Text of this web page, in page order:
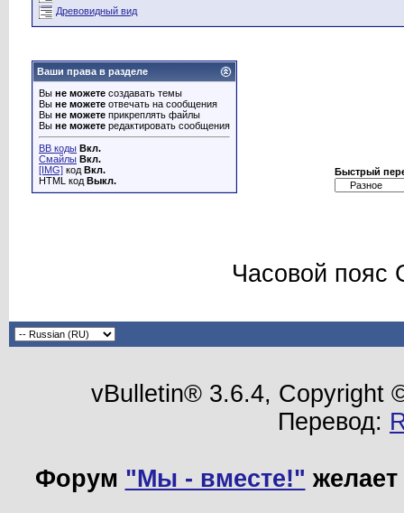
Древовидный вид
Ваши права в разделе
Вы не можете создавать темы
Вы не можете отвечать на сообщения
Вы не можете прикреплять файлы
Вы не можете редактировать сообщения
BB коды Вкл.
Смайлы Вкл.
[IMG] код Вкл.
HTML код Выкл.
Быстрый
Часовой пояс
vBulletin® 3.6.4, Copyright
Перевод:
Форум "Мы - вместе!"